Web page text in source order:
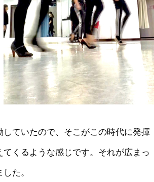
ていたので、そこがこの時代に発揮
くるような感じです。それが広まっ
た。